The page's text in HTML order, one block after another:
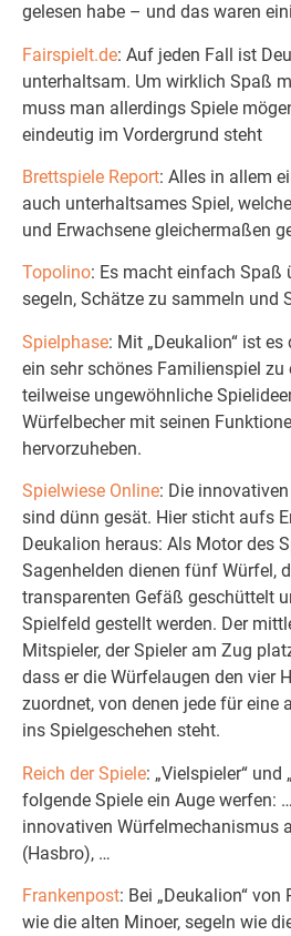
gelesen habe – und das waren
Fairspielt.de: Auf jeden Fall ist
unterhaltsam. Um wirklich Spaß
muss man allerdings Spiele
eindeutig im Vordergrund steht
Brettspiele Report: Alles in allem
auch unterhaltsames Spiel,
und Erwachsene gleichermaßen
Topolino: Es macht einfach Spaß
segeln, Schätze zu sammeln und
Spielphase: Mit „Deukalion“ ist
ein sehr schönes Familienspiel zu
teilweise ungewöhnliche
Würfelbecher mit seinen
hervorzuheben.
Spielwiese Online: Die
sind dünn gesät. Hier sticht aufs
Deukalion heraus: Als Motor des
Sagenhelden dienen fünf Würfel,
transparenten Gefäß geschüttelt
Spielfeld gestellt werden. Der
Mitspieler, der Spieler am Zug
dass er die Würfelaugen den vier
zuordnet, von denen jede für eine
ins Spielgeschehen steht.
Reich der Spiele: „Vielspieler“ und
folgende Spiele ein Auge werfen:
innovativen Würfelmechanismus
(Hasbro), …
Frankenpost: Bei „Deukalion“
wie die alten Minoer, segeln wie